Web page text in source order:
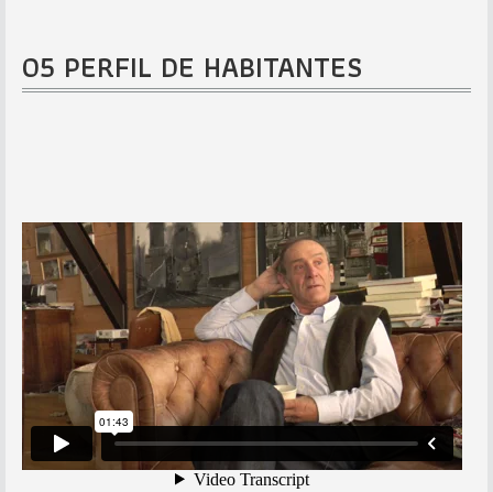
05 PERFIL DE HABITANTES